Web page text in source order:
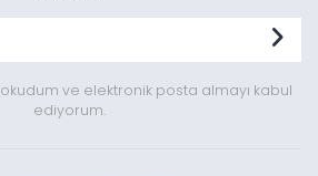
okudum ve elektronik posta almayı kabul
ediyorum.